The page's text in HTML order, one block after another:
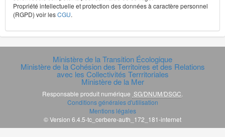
Propriété intellectuelle et protection des données à caractère personnel
(RGPD) voir lesCGU.
Ministère de la Transition Écologique
Ministère de la Cohésion des Territoires et des Relations
avec les Collectivités Terrritoriales
Ministère de la Mer
Responsable produit numérique SG/DNUM/DSGC
Conditions générales d'utilisation
Mentions légales
© Version 6.4.5-tc_cerbere-auth_172_181-internet